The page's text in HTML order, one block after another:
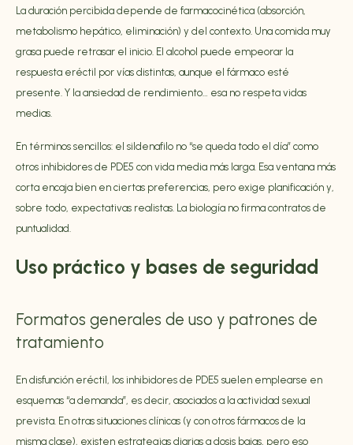
La duración percibida depende de farmacocinética (absorción,
metabolismo hepático, eliminación) y del contexto. Una comida muy
grasa puede retrasar el inicio. El alcohol puede empeorar la
respuesta eréctil por vías distintas, aunque el fármaco esté
presente. Y la ansiedad de rendimiento… esa no respeta vidas
medias.
En términos sencillos: el sildenafilo no “se queda todo el día” como
otros inhibidores de PDE5 con vida media más larga. Esa ventana más
corta encaja bien en ciertas preferencias, pero exige planificación y,
sobre todo, expectativas realistas. La biología no firma contratos de
puntualidad.
Uso práctico y bases de seguridad
Formatos generales de uso y patrones de
tratamiento
En disfunción eréctil, los inhibidores de PDE5 suelen emplearse en
esquemas “a demanda”, es decir, asociados a la actividad sexual
prevista. En otras situaciones clínicas (y con otros fármacos de la
misma clase), existen estrategias diarias a dosis bajas, pero eso